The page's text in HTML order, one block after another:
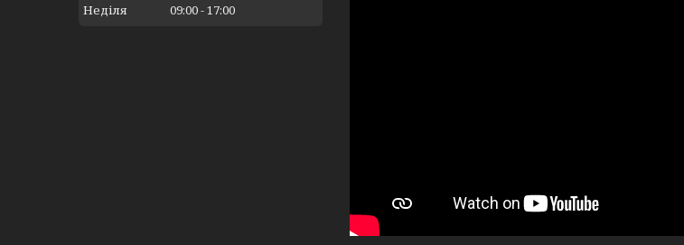
Неділя
09:00 17:00